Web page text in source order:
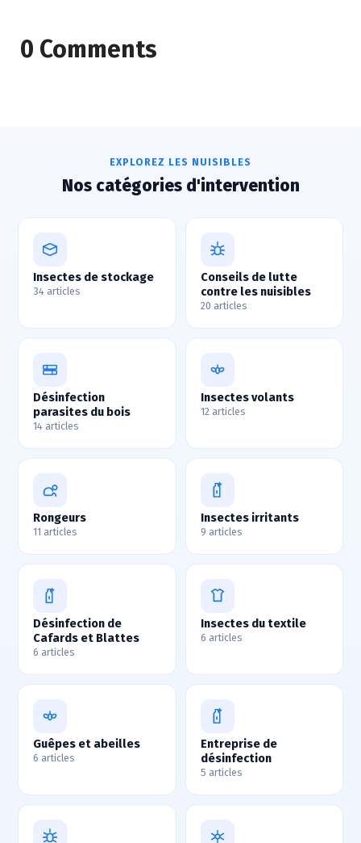
0 Comments
EXPLOREZ LES NUISIBLES
Nos catégories d'intervention
Insectes de stockage
34 articles
Conseils de lutte
contre les nuisibles
20 articles
Désinfection
parasites du bois
14 articles
Insectes volants
12 articles
Rongeurs
11 articles
Insectes irritants
9 articles
Désinfection de
Cafards et Blattes
6 articles
Insectes du textile
6 articles
Guêpes et abeilles
6 articles
Entreprise de
désinfection
5 articles